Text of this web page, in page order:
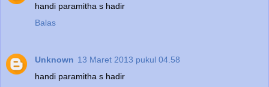
handi paramitha s hadir
Balas
Unknown 13 Maret 2013 pukul 04.58
handi paramitha s hadir